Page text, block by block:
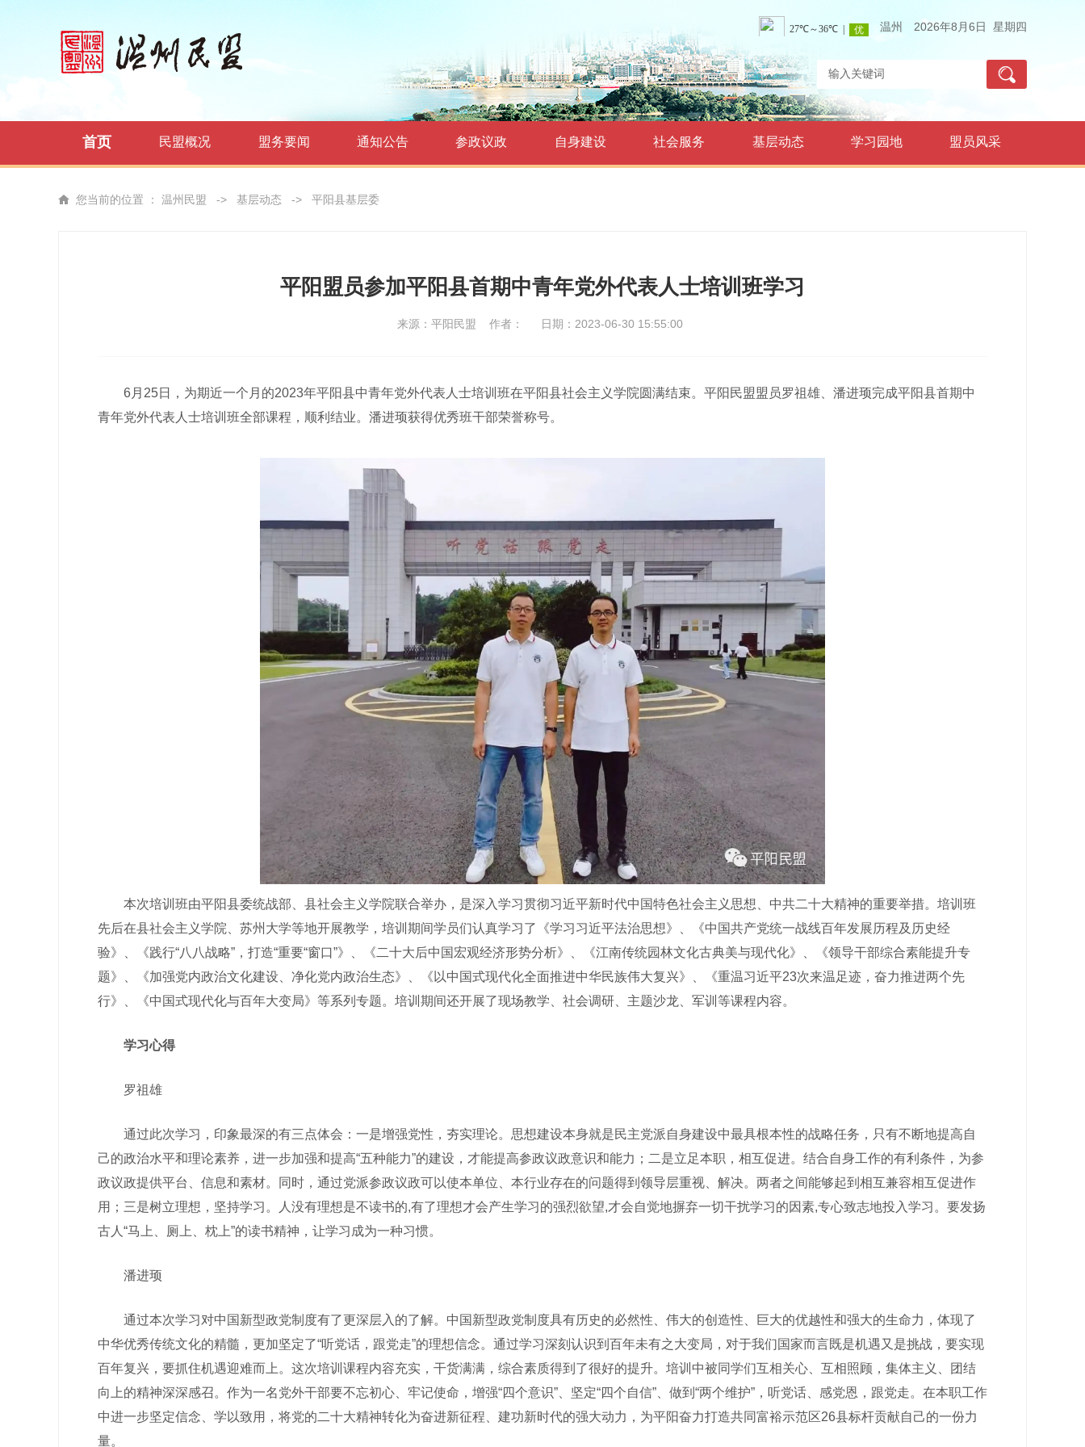
温州 2026年8月6日 星期四
首页 民盟概况 盟务要闻 通知公告 参政议政 自身建设 社会服务 基层动态 学习园地 盟员风采
您当前的位置 ： 温州民盟 -> 基层动态 -> 平阳县基层委
平阳盟员参加平阳县首期中青年党外代表人士培训班学习
来源：平阳民盟 作者： 日期：2023-06-30 15:55:00
6月25日，为期近一个月的2023年平阳县中青年党外代表人士培训班在平阳县社会主义学院圆满结束。平阳民盟盟员罗祖雄、潘进顼完成平阳县首期中
青年党外代表人士培训班全部课程，顺利结业。潘进顼获得优秀班干部荣誉称号。
本次培训班由平阳县委统战部、县社会主义学院联合举办，是深入学习贯彻习近平新时代中国特色社会主义思想、中共二十大精神的重要举措。培训班
先后在县社会主义学院、苏州大学等地开展教学，培训期间学员们认真学习了《学习习近平法治思想》、《中国共产党统一战线百年发展历程及历史经
验》、《践行“八八战略”，打造“重要“窗口”》、《二十大后中国宏观经济形势分析》、《江南传统园林文化古典美与现代化》、《领导干部综合素能提升专
题》、《加强党内政治文化建设、净化党内政治生态》、《以中国式现代化全面推进中华民族伟大复兴》、《重温习近平23次来温足迹，奋力推进两个先
行》、《中国式现代化与百年大变局》等系列专题。培训期间还开展了现场教学、社会调研、主题沙龙、军训等课程内容。
学习心得
罗祖雄
通过此次学习，印象最深的有三点体会：一是增强党性，夯实理论。思想建设本身就是民主党派自身建设中最具根本性的战略任务，只有不断地提高自
己的政治水平和理论素养，进一步加强和提高“五种能力”的建设，才能提高参政议政意识和能力；二是立足本职，相互促进。结合自身工作的有利条件，为参
政议政提供平台、信息和素材。同时，通过党派参政议政可以使本单位、本行业存在的问题得到领导层重视、解决。两者之间能够起到相互兼容相互促进作
用；三是树立理想，坚持学习。人没有理想是不读书的,有了理想才会产生学习的强烈欲望,才会自觉地摒弃一切干扰学习的因素,专心致志地投入学习。要发扬
古人“马上、厕上、枕上”的读书精神，让学习成为一种习惯。
潘进顼
通过本次学习对中国新型政党制度有了更深层入的了解。中国新型政党制度具有历史的必然性、伟大的创造性、巨大的优越性和强大的生命力，体现了
中华优秀传统文化的精髓，更加坚定了“听党话，跟党走”的理想信念。通过学习深刻认识到百年未有之大变局，对于我们国家而言既是机遇又是挑战，要实现
百年复兴，要抓住机遇迎难而上。这次培训课程内容充实，干货满满，综合素质得到了很好的提升。培训中被同学们互相关心、互相照顾，集体主义、团结
向上的精神深深感召。作为一名党外干部要不忘初心、牢记使命，增强“四个意识”、坚定“四个自信”、做到“两个维护”，听党话、感党恩，跟党走。在本职工作
中进一步坚定信念、学以致用，将党的二十大精神转化为奋进新征程、建功新时代的强大动力，为平阳奋力打造共同富裕示范区26县标杆贡献自己的一份力
量。